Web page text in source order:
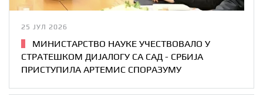
25 ЈУЛ 2026
МИНИСТАРСТВО НАУКЕ УЧЕСТВОВАЛО У
СТРАТЕШКОМ ДИЈАЛОГУ СА САД - СРБИЈА
ПРИСТУПИЛА АРТЕМИС СПОРАЗУМУ